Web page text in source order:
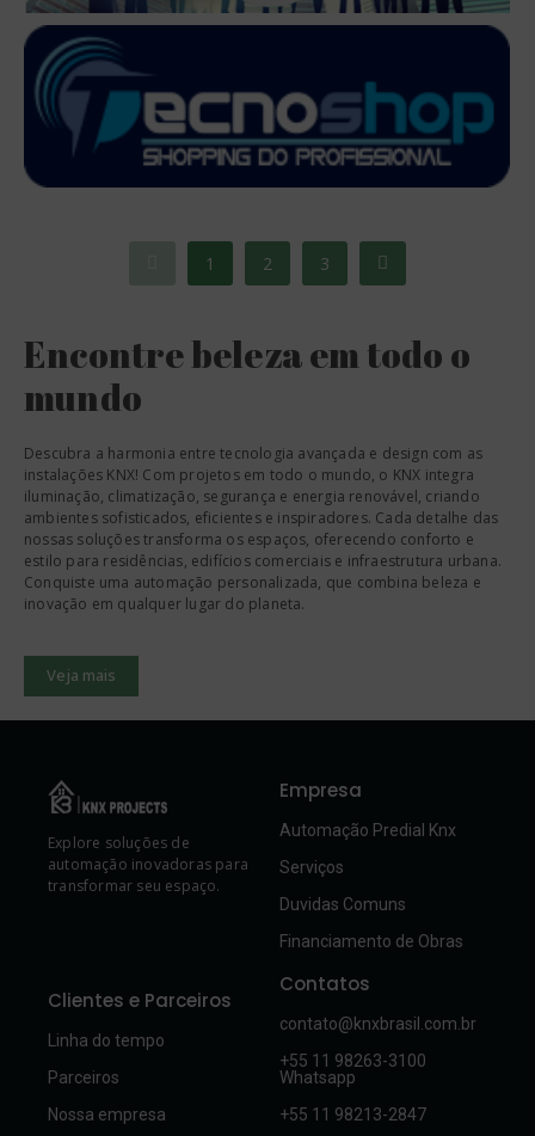
1 2 3
Encontre beleza em todo o
mundo
Descubra a harmonia entre tecnologia avançada e design com as
instalações KNX! Com projetos em todo o mundo, o KNX integra
iluminação, climatização, segurança e energia renovável, criando
ambientes sofisticados, eficientes e inspiradores. Cada detalhe das
nossas soluções transforma os espaços, oferecendo conforto e
estilo para residências, edifícios comerciais e infraestrutura urbana.
Conquiste uma automação personalizada, que combina beleza e
inovação em qualquer lugar do planeta.
Veja mais
Explore soluções de
automação inovadoras para
transformar seu espaço.
Empresa
Automação Predial Knx
Serviços
Duvidas Comuns
Financiamento de Obras
Clientes e Parceiros
Linha do tempo
Parceiros
Nossa empresa
Contatos
contato@knxbrasil.com.br
+55 11 98263-3100
Whatsapp
+55 11 98213-2847